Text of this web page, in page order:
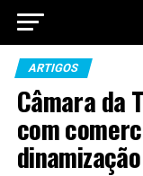
ARTIGOS
Câmara da
com